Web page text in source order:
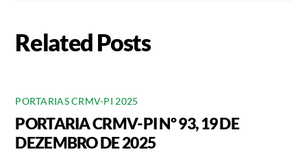
Related Posts
PORTARIAS CRMV-PI 2025
PORTARIA CRMV-PI Nº 93, 19 DE
DEZEMBRO DE 2025